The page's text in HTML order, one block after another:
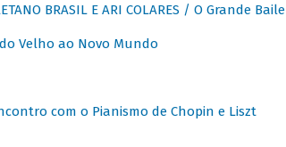
BRASIL E ARI COLARES / O Grande Baile
do Velho ao Novo Mundo
com o Pianismo de Chopin e Liszt